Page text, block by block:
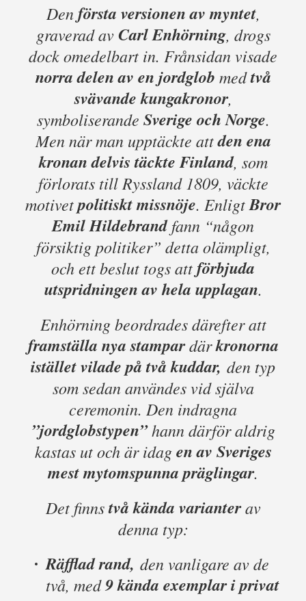
Denförsta versionen av myntet,
graverad avCarl Enhörning, drogs
dock omedelbart in. Frånsidan visade
norra delen av en jordglob medtvå
svävande kungakronor,
symboliserande Sverige och Norge.
Men när man upptäckte attden ena
kronan delvis täckte Finland, som
förlorats till Ryssland 1809, väckte
motivetpolitiskt missnöje. EnligtBror
Emil Hildebrandfann “någon
försiktig politiker” detta olämpligt,
och ett beslut togs attförbjuda
utspridningen av hela upplagan.
Enhörning beordrades därefter att
framställa nya stampardärkronorna
istället vilade på två kuddar, den typ
som sedan användes vid själva
ceremonin. Den indragna
”jordglobstypen”hann därför aldrig
kastas ut och är idagen av Sveriges
mest mytomspunna präglingar.
Det finnstvå kända varianterav
denna typ:
Räfflad rand, den vanligare av de
två, med9 kända exemplar i privat